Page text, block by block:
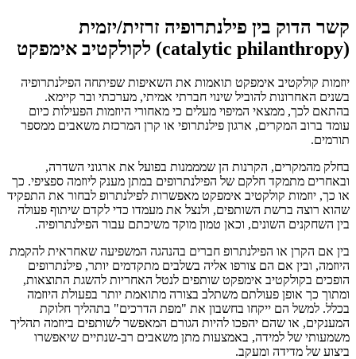
קשר הדוק בין פילנתרופיה זרזית/יזמית
(catalytic philanthropy) לקולקטיב אימפקט
יוזמות קולקטיב אימפקט תואמות את השאיפות שפיתחה הפילנתרופיה
בשנים האחרונות להוביל שינוי חברתי אמיתי, מערכתי ובר קיימא.
בהתאם לכך, ממצאי המיפוי מעלים כי מאחורי היוזמות הפעילות כיום
עומד ברוב המקרים, ארגון פילנתרופי או קרן המרכזת משאבים ממספר
תורמים.
בחלק מהמקרים, הקרנות הן שמממנות בפועל את ארגוני השדרה,
ובאחרים מתמקד חלקם של הפילנתרופים במתן מענק ליוזמה ספציפי. כך
או כך, יוזמות קולקטיב אימפקט מאפשרות לפילנתרופ לבחור את התפקיד
שהוא רוצה ברשת השותפים, ולנצל את מעמדו כדי לקדם שיתוף פעולה
בין השחקנים השונים, וכאן טמון מוקד משיכתם עבור הפילנתרופיה.
בין אם הקרן או הפילנתרופ חברים בהנהגה המשפיעה שאחראית להקמת
היוזמה, ובין אם הם צורפו אליה בשלבים מתקדמים יותר, פילנתרופים
הופכים בקולקטיב אימפקט שותפים לנטל האחריות להשגת התוצאות,
ומתוך כך אופן פעולתם משתלב בצורה מתואמת יותר בפעולת היוזמה
בכלל. למשל הם ייקחו בחשבון את "מפת הדרכים" בתהליך חלוקת
המענקים, או שהם יהפכו להיות הגורם המאפשר לשותפים ביוזמה תהליך
משמעותי של למידה, באמצעות מתן משאבים רב-שנתיים שיאפשרו
ביצוע של מדידה ומעקב.